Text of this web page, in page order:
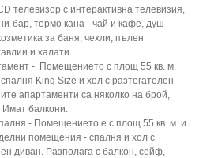
телевизор с интерактивна телевизия,
бар, термо кана - чай и кафе, душ
за баня, чехли, пълен
и халати
- Помещението с площ 55 кв. м.
King Size и хол с разтегателен
апартаменти са няколко на брой,
Имат балкони.
- Помещението е с площ 55 кв. м. и
помещения - спалня и хол с
диван. Разполага с балкон, сейф,